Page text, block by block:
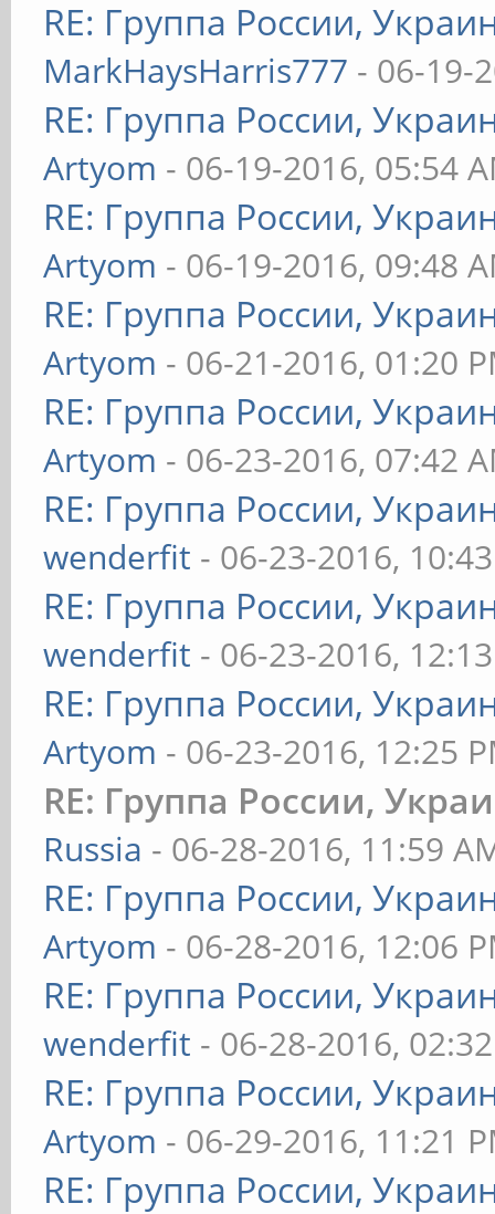
RE: Группа России,
MarkHaysHarris777 - 06-19-
RE: Группа России,
Artyom - 06-19-2016, 05:54
RE: Группа России,
Artyom - 06-19-2016, 09:48
RE: Группа России,
Artyom - 06-21-2016, 01:20
RE: Группа России,
Artyom - 06-23-2016, 07:42
RE: Группа России,
wenderfit - 06-23-2016,
RE: Группа России,
wenderfit - 06-23-2016,
RE: Группа России,
Artyom - 06-23-2016, 12:25
RE: Группа России,
Russia - 06-28-2016, 11:59
RE: Группа России,
Artyom - 06-28-2016, 12:06
RE: Группа России,
wenderfit - 06-28-2016,
RE: Группа России,
Artyom - 06-29-2016, 11:21
RE: Группа России,